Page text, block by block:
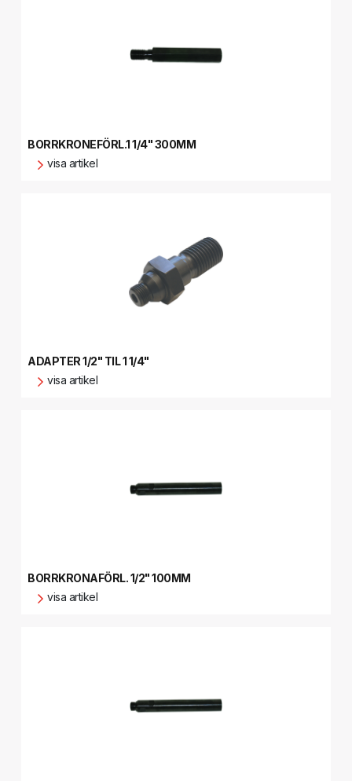
BORRKRONEFÖRL.1 1/4" 300MM
visa artikel
ADAPTER 1/2" TIL 1 1/4"
visa artikel
BORRKRONAFÖRL. 1/2" 100MM
visa artikel